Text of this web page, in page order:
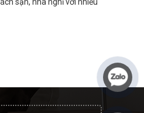
sạn, nhà nghỉ với nhiều